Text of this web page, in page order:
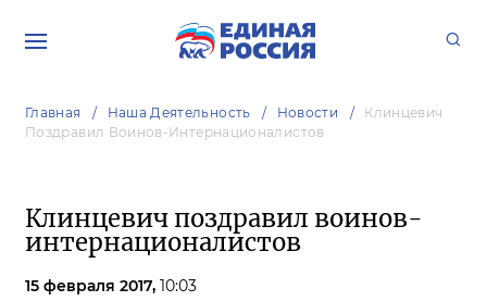
Главная Наша Деятельность Новости
Клинцевич
Поздравил Воинов-Интернационалистов
Клинцевич поздравил воинов-
интернационалистов
15 февраля 2017, 10:03